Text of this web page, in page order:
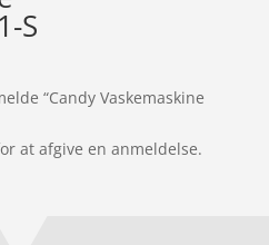
S
“Candy Vaskemaskine
at afgive en anmeldelse.